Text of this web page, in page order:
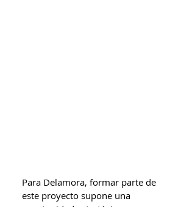
Para Delamora, formar parte de
este proyecto supone una